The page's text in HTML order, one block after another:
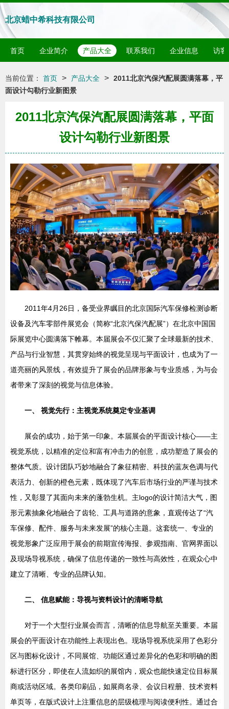
北京蜡中希科技有限公司
首页 企业简介 产品大全 联系我们 企业信息 访客
当前位置： 首页 > 产品大全 > 2011北京汽保汽配展圆满落幕，平
面设计勾勒行业新图景
2011北京汽保汽配展圆满落幕，平面
设计勾勒行业新图景
2011年4月26日，备受业界瞩目的北京国际汽车保修检测诊断
设备及汽车零部件展览会（简称“北京汽保汽配展”）在北京中国国
际展览中心圆满落下帷幕。本届展会不仅汇聚了全球最新的技术、
产品与行业智慧，其贯穿始终的视觉呈现与平面设计，也成为了一
道亮丽的风景线，有效提升了展会的品牌形象与专业质感，为与会
者带来了深刻的视觉与信息体验。
一、 视觉先行：主视觉系统奠定专业基调
展会的成功，始于第一印象。本届展会的平面设计核心——主
视觉系统，以精准的定位和富有冲击力的创意，成功塑造了展会的
整体气质。设计团队巧妙地融合了象征精密、科技的蓝灰色调与代
表活力、创新的橙色元素，既体现了汽车后市场行业的严谨与技术
性，又彰显了其面向未来的蓬勃生机。主logo的设计简洁大气，图
形元素抽象化地融合了齿轮、工具与道路的意象，直观传达了“汽
车保修、配件、服务与未来发展”的核心主题。这套统一、专业的
视觉形象广泛应用于展会的前期宣传海报、参观指南、官网界面以
及现场导视系统，确保了信息传递的一致性与高效性，在观众心中
建立了清晰、专业的品牌认知。
二、 信息赋能：导视与资料设计的清晰导航
对于一个大型行业展会而言，清晰的信息导航至关重要。本届
展会的平面设计在功能性上表现出色。现场导视系统采用了色彩分
区与图标化设计，不同展馆、功能区通过差异化的色彩和明确的图
标进行区分，即使在人流如织的展馆内，观众也能快速定位目标展
商或活动区域。各类印刷品，如展商名录、会议日程册、技术资料
单页等，在版式设计上注重信息的层级梳理与阅读便利性。通过合